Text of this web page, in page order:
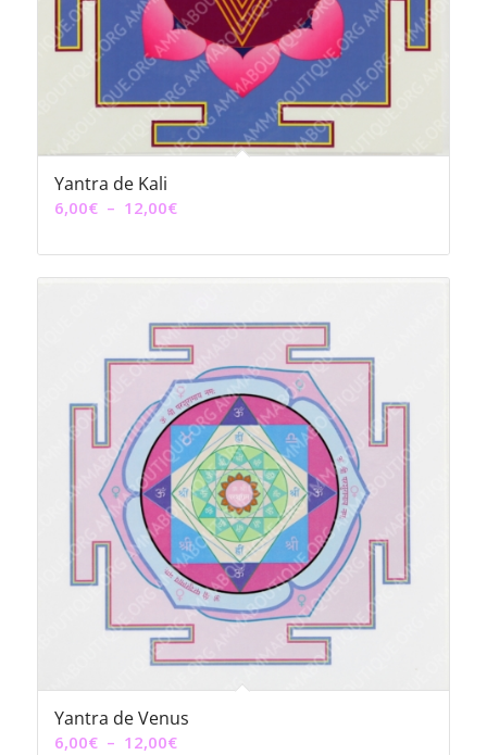
Yantra de Kali
6,00€ – 12,00€Plage
prix :
6,00€
12,00€
Yantra de Venus
6,00€ – 12,00€Plage